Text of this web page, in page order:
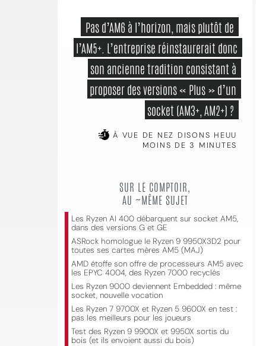
l’AM5+. L’entreprise réinstaurerait donc
son ancienne tradition consistant à
proposer des versions « Plus » d’un
socket (AM3+, AM2+) ?
À VUE DE NEZ DISONS HEUU
MOINS DE 3 MINUTES
SUR LE COMPTOIR,
AU ~MÊME SUJET
Les Ryzen AI 400 débarquent sur socket AM5,
dans des versions G et GE
ASRock homologue le Ryzen 9 9950X3D2 pour
toutes ses cartes mères AM5 (MAJ)
AMD étoffe son offre de processeurs AM5 avec
les EPYC 4004, des Ryzen 7000 recyclés
Les Ryzen 9000 deviennent Embedded : même
socket, nouvelle vocation
Les Ryzen 7 9700X et Ryzen 5 9600X en test :
pas les meilleurs pour les joueurs
Test des Ryzen 9 9900X et 9950X sortis du
bois (et ils envoient aussi du bois)